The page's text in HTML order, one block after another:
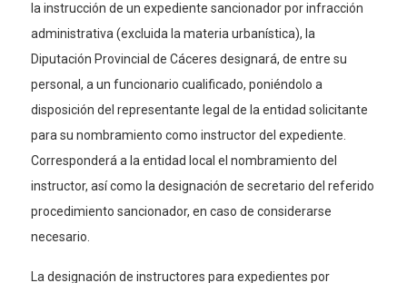
la instrucción de un expediente sancionador por infracción
administrativa (excluida la materia urbanística), la
Diputación Provincial de Cáceres designará, de entre su
personal, a un funcionario cualificado, poniéndolo a
disposición del representante legal de la entidad solicitante
para su nombramiento como instructor del expediente.
Corresponderá a la entidad local el nombramiento del
instructor, así como la designación de secretario del referido
procedimiento sancionador, en caso de considerarse
necesario.
La designación de instructores para expedientes por